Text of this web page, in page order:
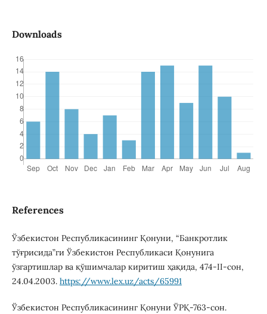
Downloads
References
Ўзбекистон Республикасининг Қонуни, “Банкротлик
тўғрисида”ги Ўзбекистон Республикаси Қонунига
ўзгартишлар ва қўшимчалар киритиш ҳақида, 474-II-cон,
24.04.2003. https://www.lex.uz/acts/65991
Ўзбекистон Республикасининг Қонуни ЎРҚ-763-сон.